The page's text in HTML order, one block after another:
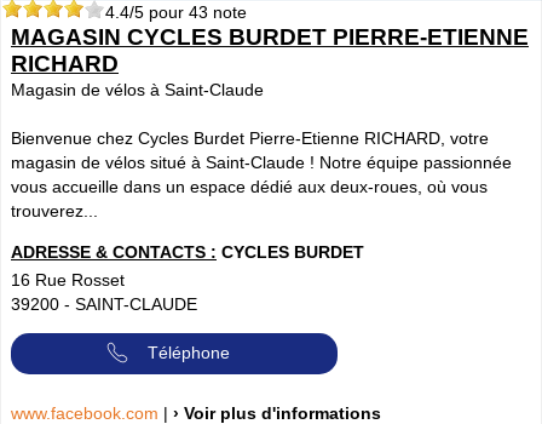
4.4/5 pour 43 note
MAGASIN CYCLES BURDET PIERRE-ETIENNE
RICHARD
Magasin de vélos à Saint-Claude
Bienvenue chez Cycles Burdet Pierre-Etienne RICHARD, votre
magasin de vélos situé à Saint-Claude ! Notre équipe passionnée
vous accueille dans un espace dédié aux deux-roues, où vous
trouverez...
ADRESSE & CONTACTS : CYCLES BURDET
16 Rue Rosset
39200 - SAINT-CLAUDE
Téléphone
www.facebook.com | › Voir plus d'informations